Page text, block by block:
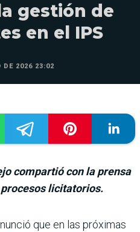
gestión de
en el IPS
DE 2026 23:02
compartió con la prensa
licitatorios.
que en las próximas